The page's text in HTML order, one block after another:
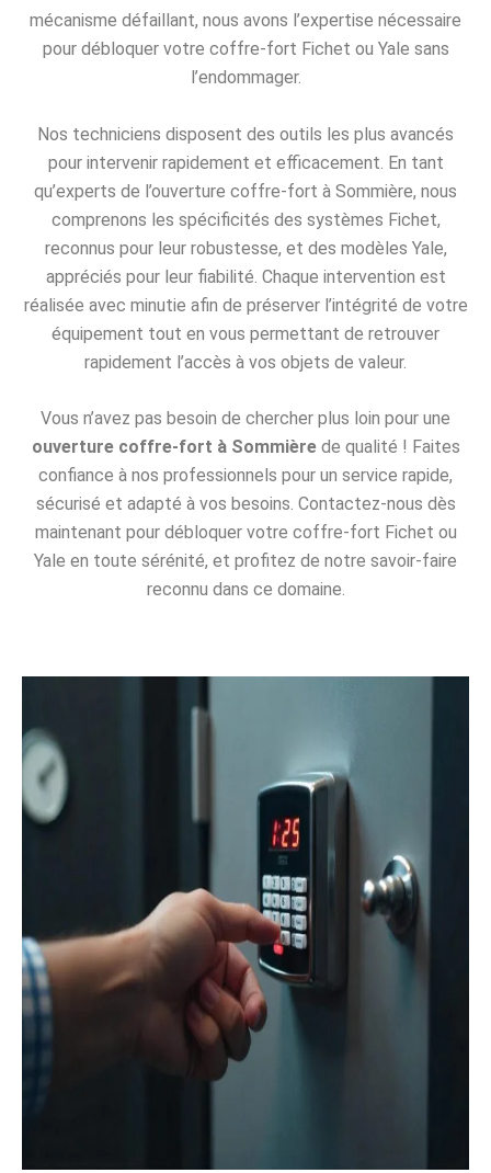
mécanisme défaillant, nous avons l’expertise nécessaire
pour débloquer votre coffre-fort Fichet ou Yale sans
l’endommager.
Nos techniciens disposent des outils les plus avancés
pour intervenir rapidement et efficacement. En tant
qu’experts de l’ouverture coffre-fort à Sommière, nous
comprenons les spécificités des systèmes Fichet,
reconnus pour leur robustesse, et des modèles Yale,
appréciés pour leur fiabilité. Chaque intervention est
réalisée avec minutie afin de préserver l’intégrité de votre
équipement tout en vous permettant de retrouver
rapidement l’accès à vos objets de valeur.
Vous n’avez pas besoin de chercher plus loin pour une
ouverture coffre-fort à Sommièrede qualité ! Faites
confiance à nos professionnels pour un service rapide,
sécurisé et adapté à vos besoins. Contactez-nous dès
maintenant pour débloquer votre coffre-fort Fichet ou
Yale en toute sérénité, et profitez de notre savoir-faire
reconnu dans ce domaine.